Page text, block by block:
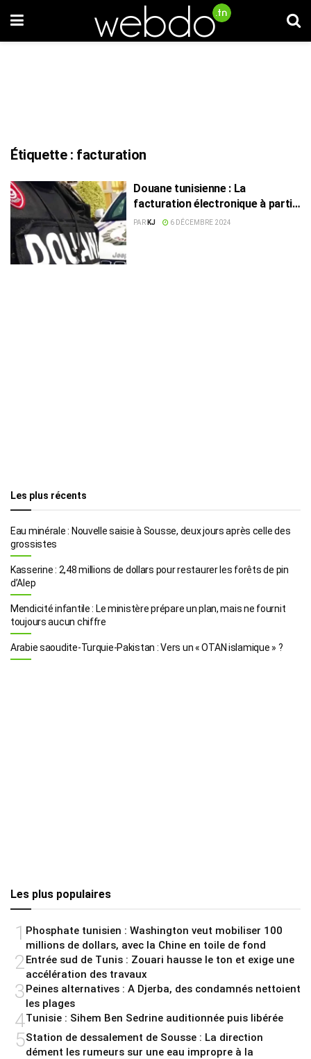
Étiquette : facturation
Douane tunisienne : La
facturation électronique à partir
de 2025
PAR KJ 6 DÉCEMBRE 2024
Les plus récents
Eau minérale : Nouvelle saisie à Sousse, deux jours après celle des
grossistes
Kasserine : 2,48 millions de dollars pour restaurer les forêts de pin
d’Alep
Mendicité infantile : Le ministère prépare un plan, mais ne fournit
toujours aucun chiffre
Arabie saoudite-Turquie-Pakistan : Vers un « OTAN islamique » ?
Les plus populaires
1 Phosphate tunisien : Washington veut mobiliser 100
millions de dollars, avec la Chine en toile de fond
2 Entrée sud de Tunis : Zouari hausse le ton et exige une
accélération des travaux
3Peines alternatives : A Djerba, des condamnés nettoient
les plages
4Tunisie : Sihem Ben Sedrine auditionnée puis libérée
5Station de dessalement de Sousse : La direction
dément les rumeurs sur une eau impropre à la